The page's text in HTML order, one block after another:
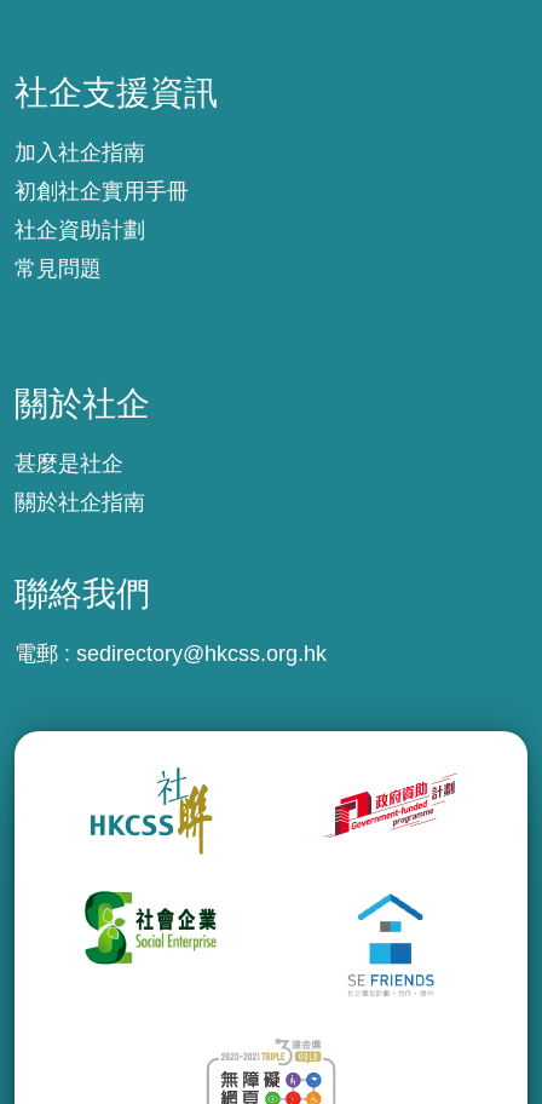
社企支援資訊
加入社企指南
初創社企實用手冊
社企資助計劃
常見問題
關於社企
甚麼是社企
關於社企指南
聯絡我們
電郵 : sedirectory@hkcss.org.hk